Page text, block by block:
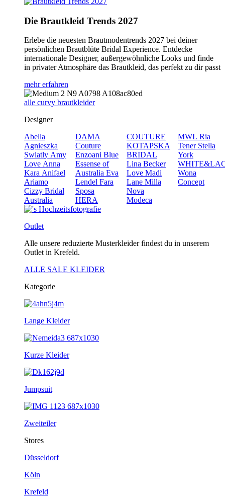
Die Brautkleid Trends 2027
Erlebe die neuesten Brautmodentrends 2027 bei deiner
persönlichen Brautblüte Bridal Experience. Entdecke
internationale Designer, außergewöhnliche Looks und finde
in privater Atmosphäre das Brautkleid, das perfekt zu dir passt
mehr erfahren
alle curvy brautkleider
Designer
Abella
Agnieszka
Swiatly Amy
Love Anna
Kara Anifael
Ariamo
Cizzy Bridal
Australia
DAMA
Couture
Enzoani Blue
Essense of
Australia Eva
Lendel Fara
Sposa
HERA
COUTURE
KOTAPSKA
BRIDAL
Lina Becker
Love Madi
Lane Milla
Nova
Modeca
MWL Ria
Tener Stella
York
Wona
Concept
Outlet
Alle unsere reduzierte Musterkleider findest du in unserem
Outlet in Krefeld.
ALLE SALE KLEIDER
Kategorie
Lange Kleider
Kurze Kleider
Jumpsuit
Zweiteiler
Stores
Düsseldorf
Köln
Krefeld